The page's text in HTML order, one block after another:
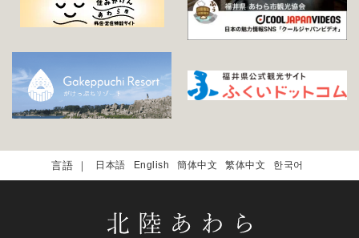
日本語 English 簡体中文 繁体中文 한국어